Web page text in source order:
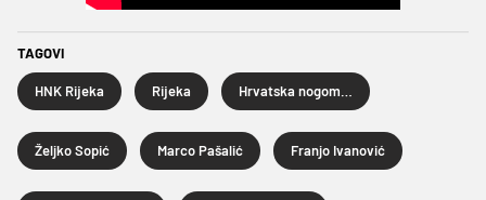
TAGOVI
HNK Rijeka Rijeka
Željko Sopić Marco Pašalić Franjo Ivanović